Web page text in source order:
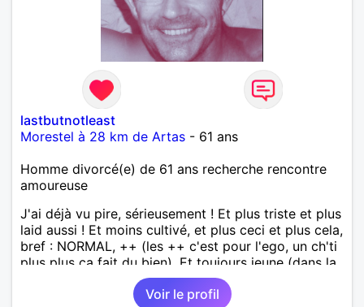
lastbutnotleast
Morestel à 28 km de Artas - 61 ans
Homme divorcé(e) de 61 ans recherche rencontre
amoureuse
J'ai déjà vu pire, sérieusement ! Et plus triste et plus
laid aussi ! Et moins cultivé, et plus ceci et plus cela,
bref : NORMAL, ++ (les ++ c'est pour l'ego, un ch'ti
plus plus ça fait du bien). Et toujours jeune (dans la
tête tout du moins). Voili voilo
Voir le profil